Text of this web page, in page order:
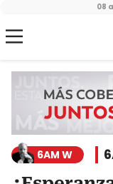
08
6AM W